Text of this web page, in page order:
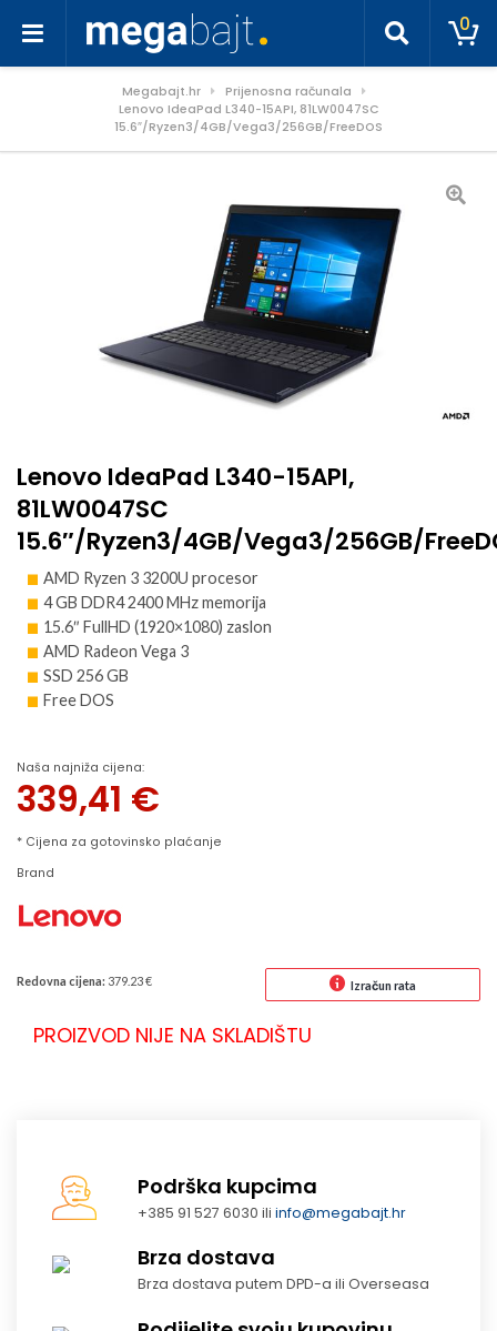
0
Megabajt.hr
Prijenosna računala
Lenovo IdeaPad L340-15API, 81LW0047SC
15.6″/Ryzen3/4GB/Vega3/256GB/FreeDOS
Lenovo IdeaPad L340-15API,
81LW0047SC
15.6″/Ryzen3/4GB/Vega3/256GB/
AMD Ryzen 3 3200U procesor
4 GB DDR4 2400 MHz memorija
15.6″ FullHD (1920×1080) zaslon
AMD Radeon Vega 3
SSD 256 GB
Free DOS
Naša najniža cijena:
339,41 €
* Cijena za gotovinsko plaćanje
Brand
Redovna cijena: 379.23 € Izračun rata
PROIZVOD NIJE NA SKLADIŠTU
Podrška kupcima
+385 91 527 6030 iliinfo@megabajt.hr
Brza dostava
Brza dostava putem DPD-a ili Overseasa